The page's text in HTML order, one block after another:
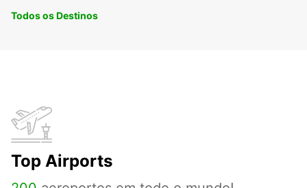
Todos os Destinos
Top Airports